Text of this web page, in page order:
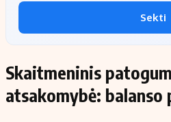
Sekti
Skaitmeninis
atsakomybė: balanso